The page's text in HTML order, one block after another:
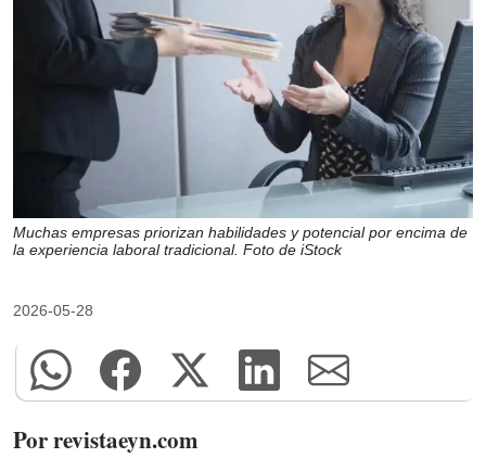
Muchas empresas priorizan habilidades y potencial por encima de
la experiencia laboral tradicional. Foto de iStock
2026-05-28
Por revistaeyn.com